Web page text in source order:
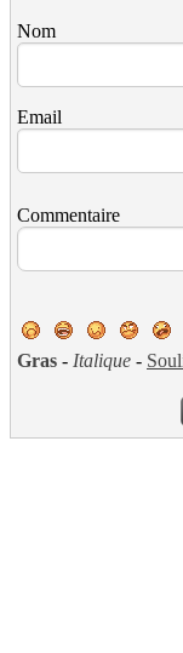
Nom
Email
Commentaire
Gras - Italique -